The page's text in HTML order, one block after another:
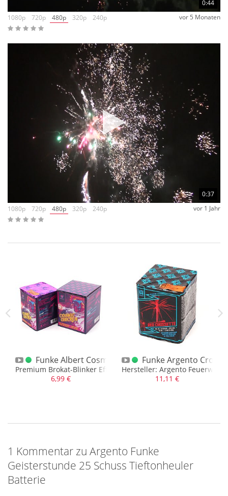
0:44
1080p
720p 480p 320p 240p vor 5 Monaten
0:37
1080p
720p 480p 320p 240p vor 1 Jahr
Salvo 10 Schuss Tieftonheuler Batterie
Plastikfrei!
Funke Albert Cosmic Chicken 12 Schuss Batterie
Premium Brokat-Blinker Effekt Batterie
6,99 €
Funke Argento
Hersteller: Argento Feuerwerk
11,11 €
1 Kommentar zu Argento Funke
Geisterstunde 25 Schuss Tieftonheuler
Batterie